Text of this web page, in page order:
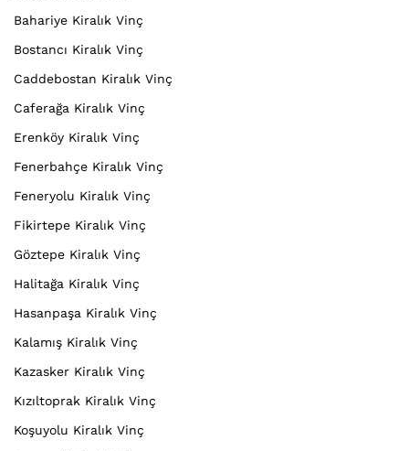
Bahariye Kiralık Vinç
Bostancı Kiralık Vinç
Caddebostan Kiralık Vinç
Caferağa Kiralık Vinç
Erenköy Kiralık Vinç
Fenerbahçe Kiralık Vinç
Feneryolu Kiralık Vinç
Fikirtepe Kiralık Vinç
Göztepe Kiralık Vinç
Halitağa Kiralık Vinç
Hasanpaşa Kiralık Vinç
Kalamış Kiralık Vinç
Kazasker Kiralık Vinç
Kızıltoprak Kiralık Vinç
Koşuyolu Kiralık Vinç